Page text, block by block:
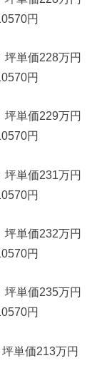
円
単価228万円
円
単価229万円
円
単価231万円
円
単価232万円
円
単価235万円
円
単価213万円